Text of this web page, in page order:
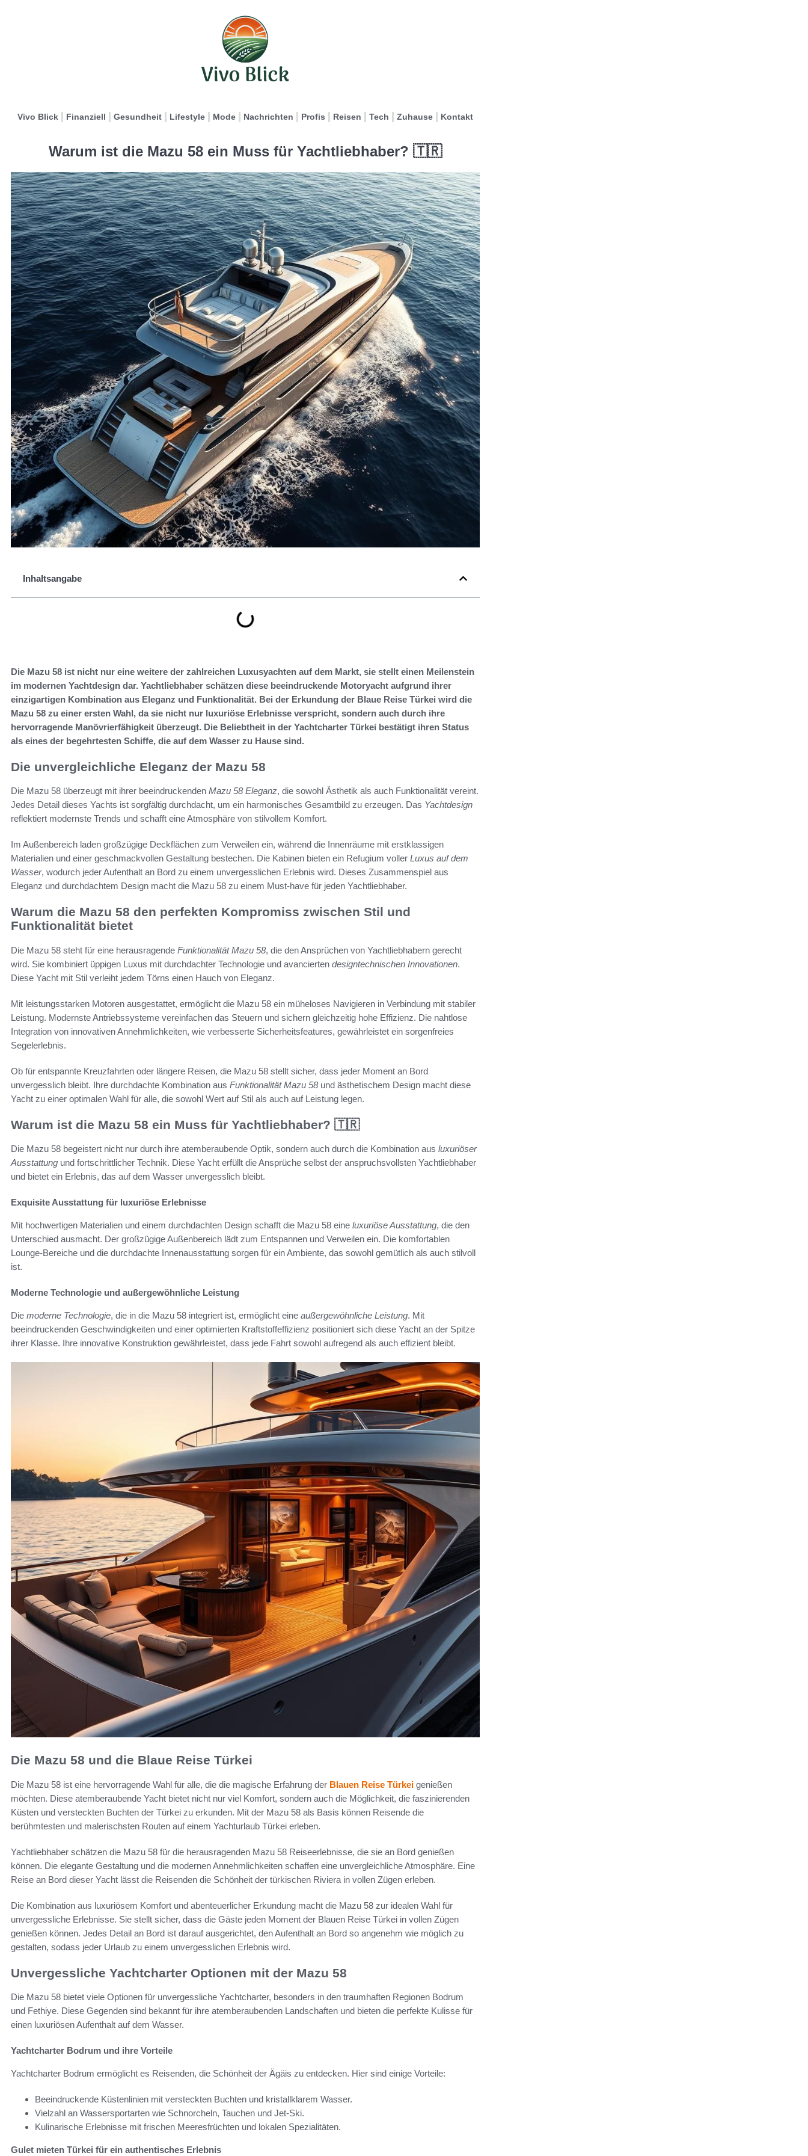
Vivo Blick Finanziell Gesundheit Lifestyle Mode Nachrichten Profis Reisen Tech Zuhause Kontakt
Warum ist die Mazu 58 ein Muss für Yachtliebhaber? 🇹🇷
Inhaltsangabe
Die Mazu 58 ist nicht nur eine weitere der zahlreichen Luxusyachten auf dem Markt, sie stellt einen Meilenstein
im modernen Yachtdesign dar. Yachtliebhaber schätzen diese beeindruckende Motoryacht aufgrund ihrer
einzigartigen Kombination aus Eleganz und Funktionalität. Bei der Erkundung der Blaue Reise Türkei wird die
Mazu 58 zu einer ersten Wahl, da sie nicht nur luxuriöse Erlebnisse verspricht, sondern auch durch ihre
hervorragende Manövrierfähigkeit überzeugt. Die Beliebtheit in der Yachtcharter Türkei bestätigt ihren Status
als eines der begehrtesten Schiffe, die auf dem Wasser zu Hause sind.
Die unvergleichliche Eleganz der Mazu 58
Die Mazu 58 überzeugt mit ihrer beeindruckenden Mazu 58 Eleganz, die sowohl Ästhetik als auch Funktionalität vereint.
Jedes Detail dieses Yachts ist sorgfältig durchdacht, um ein harmonisches Gesamtbild zu erzeugen. Das Yachtdesign
reflektiert modernste Trends und schafft eine Atmosphäre von stilvollem Komfort.
Im Außenbereich laden großzügige Deckflächen zum Verweilen ein, während die Innenräume mit erstklassigen
Materialien und einer geschmackvollen Gestaltung bestechen. Die Kabinen bieten ein Refugium voller Luxus auf dem
Wasser, wodurch jeder Aufenthalt an Bord zu einem unvergesslichen Erlebnis wird. Dieses Zusammenspiel aus
Eleganz und durchdachtem Design macht die Mazu 58 zu einem Must-have für jeden Yachtliebhaber.
Warum die Mazu 58 den perfekten Kompromiss zwischen Stil und
Funktionalität bietet
Die Mazu 58 steht für eine herausragende Funktionalität Mazu 58, die den Ansprüchen von Yachtliebhabern gerecht
wird. Sie kombiniert üppigen Luxus mit durchdachter Technologie und avancierten designtechnischen Innovationen.
Diese Yacht mit Stil verleiht jedem Törns einen Hauch von Eleganz.
Mit leistungsstarken Motoren ausgestattet, ermöglicht die Mazu 58 ein müheloses Navigieren in Verbindung mit stabiler
Leistung. Modernste Antriebssysteme vereinfachen das Steuern und sichern gleichzeitig hohe Effizienz. Die nahtlose
Integration von innovativen Annehmlichkeiten, wie verbesserte Sicherheitsfeatures, gewährleistet ein sorgenfreies
Segelerlebnis.
Ob für entspannte Kreuzfahrten oder längere Reisen, die Mazu 58 stellt sicher, dass jeder Moment an Bord
unvergesslich bleibt. Ihre durchdachte Kombination aus Funktionalität Mazu 58und ästhetischem Design macht diese
Yacht zu einer optimalen Wahl für alle, die sowohl Wert auf Stil als auch auf Leistung legen.
Warum ist die Mazu 58 ein Muss für Yachtliebhaber? 🇹🇷
Die Mazu 58 begeistert nicht nur durch ihre atemberaubende Optik, sondern auch durch die Kombination aus luxuriöser
Ausstattung und fortschrittlicher Technik. Diese Yacht erfüllt die Ansprüche selbst der anspruchsvollsten Yachtliebhaber
und bietet ein Erlebnis, das auf dem Wasser unvergesslich bleibt.
Exquisite Ausstattung für luxuriöse Erlebnisse
Mit hochwertigen Materialien und einem durchdachten Design schafft die Mazu 58 eine luxuriöse Ausstattung, die den
Unterschied ausmacht. Der großzügige Außenbereich lädt zum Entspannen und Verweilen ein. Die komfortablen
Lounge-Bereiche und die durchdachte Innenausstattung sorgen für ein Ambiente, das sowohl gemütlich als auch stilvoll
ist.
Moderne Technologie und außergewöhnliche Leistung
Die moderne Technologie, die in die Mazu 58 integriert ist, ermöglicht eine außergewöhnliche Leistung. Mit
beeindruckenden Geschwindigkeiten und einer optimierten Kraftstoffeffizienz positioniert sich diese Yacht an der Spitze
ihrer Klasse. Ihre innovative Konstruktion gewährleistet, dass jede Fahrt sowohl aufregend als auch effizient bleibt.
Die Mazu 58 und die Blaue Reise Türkei
Die Mazu 58 ist eine hervorragende Wahl für alle, die die magische Erfahrung der Blauen Reise Türkei genießen
möchten. Diese atemberaubende Yacht bietet nicht nur viel Komfort, sondern auch die Möglichkeit, die faszinierenden
Küsten und versteckten Buchten der Türkei zu erkunden. Mit der Mazu 58 als Basis können Reisende die
berühmtesten und malerischsten Routen auf einem Yachturlaub Türkei erleben.
Yachtliebhaber schätzen die Mazu 58 für die herausragenden Mazu 58 Reiseerlebnisse, die sie an Bord genießen
können. Die elegante Gestaltung und die modernen Annehmlichkeiten schaffen eine unvergleichliche Atmosphäre. Eine
Reise an Bord dieser Yacht lässt die Reisenden die Schönheit der türkischen Riviera in vollen Zügen erleben.
Die Kombination aus luxuriösem Komfort und abenteuerlicher Erkundung macht die Mazu 58 zur idealen Wahl für
unvergessliche Erlebnisse. Sie stellt sicher, dass die Gäste jeden Moment der Blauen Reise Türkei in vollen Zügen
genießen können. Jedes Detail an Bord ist darauf ausgerichtet, den Aufenthalt an Bord so angenehm wie möglich zu
gestalten, sodass jeder Urlaub zu einem unvergesslichen Erlebnis wird.
Unvergessliche Yachtcharter Optionen mit der Mazu 58
Die Mazu 58 bietet viele Optionen für unvergessliche Yachtcharter, besonders in den traumhaften Regionen Bodrum
und Fethiye. Diese Gegenden sind bekannt für ihre atemberaubenden Landschaften und bieten die perfekte Kulisse für
einen luxuriösen Aufenthalt auf dem Wasser.
Yachtcharter Bodrum und ihre Vorteile
Yachtcharter Bodrum ermöglicht es Reisenden, die Schönheit der Ägäis zu entdecken. Hier sind einige Vorteile:
Beeindruckende Küstenlinien mit versteckten Buchten und kristallklarem Wasser.
Vielzahl an Wassersportarten wie Schnorcheln, Tauchen und Jet-Ski.
Kulinarische Erlebnisse mit frischen Meeresfrüchten und lokalen Spezialitäten.
Gulet mieten Türkei für ein authentisches Erlebnis